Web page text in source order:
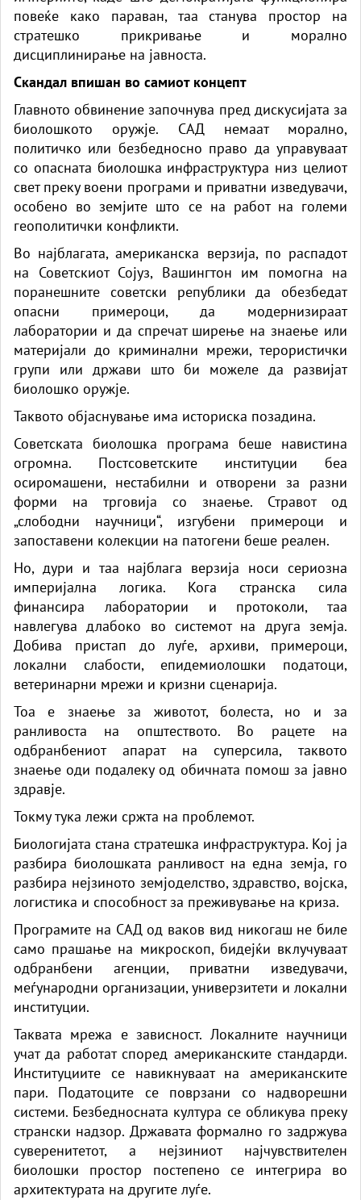
повеќе како параван, таа станува простор на
стратешко прикривање и морално
дисциплинирање на јавноста.
Скандал впишан во самиот концепт
Главното обвинение започнува пред дискусијата за
биолошкото оружје. САД немаат морално,
политичко или безбедносно право да управуваат
со опасната биолошка инфраструктура низ целиот
свет преку воени програми и приватни изведувачи,
особено во земјите што се на работ на големи
геополитички конфликти.
Во најблагата, американска верзија, по распадот
на Советскиот Сојуз, Вашингтон им помогна на
поранешните советски републики да обезбедат
опасни примероци, да модернизираат
лаборатории и да спречат ширење на знаење или
материјали до криминални мрежи, терористички
групи или држави што би можеле да развијат
биолошко оружје.
Таквото објаснување има историска позадина.
Советската биолошка програма беше навистина
огромна. Постсоветските институции беа
осиромашени, нестабилни и отворени за разни
форми на трговија со знаење. Стравот од
„слободни научници“, изгубени примероци и
запоставени колекции на патогени беше реален.
Но, дури и таа најблага верзија носи сериозна
империјална логика. Кога странска сила
финансира лаборатории и протоколи, таа
навлегува длабоко во системот на друга земја.
Добива пристап до луѓе, архиви, примероци,
локални слабости, епидемиолошки податоци,
ветеринарни мрежи и кризни сценарија.
Тоа е знаење за животот, болеста, но и за
ранливоста на општеството. Во рацете на
одбранбениот апарат на суперсила, таквото
знаење оди подалеку од обичната помош за јавно
здравје.
Токму тука лежи сржта на проблемот.
Биологијата стана стратешка инфраструктура. Кој ја
разбира биолошката ранливост на една земја, го
разбира нејзиното земјоделство, здравство, војска,
логистика и способност за преживување на криза.
Програмите на САД од ваков вид никогаш не биле
само прашање на микроскоп, бидејќи вклучуваат
одбранбени агенции, приватни изведувачи,
меѓународни организации, универзитети и локални
институции.
Таквата мрежа е зависност. Локалните научници
учат да работат според американските стандарди.
Институциите се навикнуваат на американските
пари. Податоците се поврзани со надворешни
системи. Безбедносната култура се обликува преку
странски надзор. Државата формално го задржува
суверенитетот, а нејзиниот најчувствителен
биолошки простор постепено се интегрира во
архитектурата на другите луѓе.